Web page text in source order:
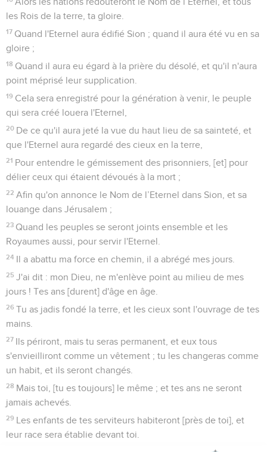
les Rois de la terre, ta gloire.
17 Quand l'Eternel aura édifié Sion ; quand il aura été vu en sa
gloire ;
18 Quand il aura eu égard à la prière du désolé, et qu'il n'aura
point méprisé leur supplication.
19 Cela sera enregistré pour la génération à venir, le peuple
qui sera créé louera l'Eternel,
20 De ce qu'il aura jeté la vue du haut lieu de sa sainteté, et
que l'Eternel aura regardé des cieux en la terre,
21 Pour entendre le gémissement des prisonniers, [et] pour
délier ceux qui étaient dévoués à la mort ;
22 Afin qu'on annonce le Nom de l’Eternel dans Sion, et sa
louange dans Jérusalem ;
23 Quand les peuples se seront joints ensemble et les
Royaumes aussi, pour servir l'Eternel.
24 Il a abattu ma force en chemin, il a abrégé mes jours.
25 J'ai dit : mon Dieu, ne m'enlève point au milieu de mes
jours ! Tes ans [durent] d'âge en âge.
26 Tu as jadis fondé la terre, et les cieux sont l'ouvrage de tes
mains.
27 Ils périront, mais tu seras permanent, et eux tous
s'envieilliront comme un vêtement ; tu les changeras comme
un habit, et ils seront changés.
28 Mais toi, [tu es toujours] le même ; et tes ans ne seront
jamais achevés.
29 Les enfants de tes serviteurs habiteront [près de toi], et
leur race sera établie devant toi.